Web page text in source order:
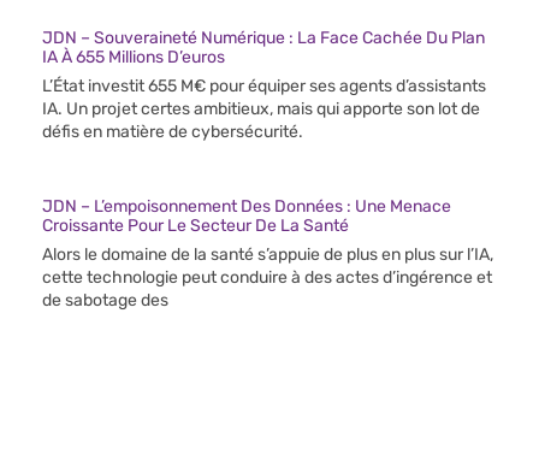
JDN – Souveraineté Numérique : La Face Cachée Du Plan
IA À 655 Millions D’euros
L’État investit 655 M€ pour équiper ses agents d’assistants
IA. Un projet certes ambitieux, mais qui apporte son lot de
défis en matière de cybersécurité.
JDN – L’empoisonnement Des Données : Une Menace
Croissante Pour Le Secteur De La Santé
Alors le domaine de la santé s’appuie de plus en plus sur l’IA,
cette technologie peut conduire à des actes d’ingérence et
de sabotage des